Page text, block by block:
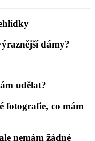
dámy?
udělat?
fotografie, co mám
nemám žádné